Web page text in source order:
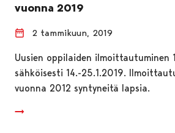
vuonna 2019
2 tammikuun, 2019
Uusien oppilaiden ilmoittautuminen
sähköisesti 14.-25.1.2019.
vuonna 2012 syntyneitä lapsia.